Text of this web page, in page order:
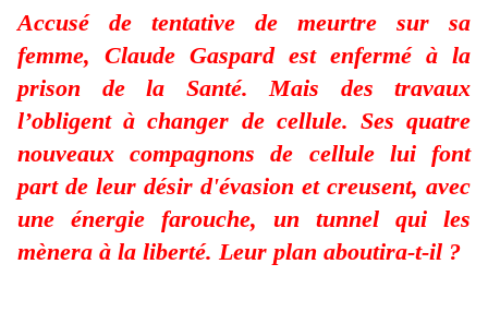
Accusé de tentative de meurtre sur sa
femme, Claude Gaspard est enfermé à la
prison de la Santé. Mais des travaux
l’obligent à changer de cellule. Ses quatre
nouveaux compagnons de cellule lui font
part de leur désir d'évasion et creusent, avec
une énergie farouche, un tunnel qui les
mènera à la liberté. Leur plan aboutira-t-il ?